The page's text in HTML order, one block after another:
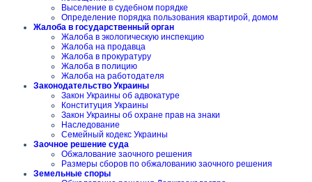
Выселение в судебном порядке
Определение порядка пользования квартирой, домом
Жалоба в государственный орган
Жалоба в экологическую инспекцию
Жалоба на продавца
Жалоба в прокуратуру
Жалоба в полицию
Жалоба на работодателя
Законодательство Украины
Закон Украины об адвокатуре
Конституция Украины
Закон Украины об охране прав на знаки
Наследование
Семейный кодекс Украины
Заочное решение суда
Обжалование заочного решения
Размеры сборов по обжалованию заочного решения
Земельные споры